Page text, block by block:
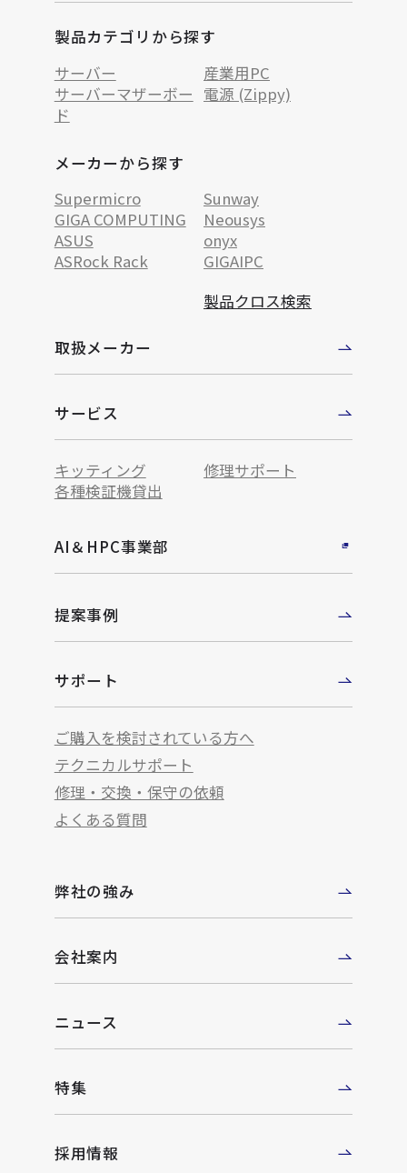
製品カテゴリから探す
サーバー
産業用PC
サーバーマザーボー
ド
電源 (Zippy)
メーカーから探す
Supermicro
Sunway
GIGA COMPUTING
Neousys
ASUS
onyx
ASRock Rack
GIGAIPC
製品クロス検索
取扱メーカー
サービス
キッティング
修理サポート
各種検証機貸出
AI＆HPC事業部
提案事例
サポート
ご購入を検討されている方へ
テクニカルサポート
修理・交換・保守の依頼
よくある質問
弊社の強み
会社案内
ニュース
特集
採用情報